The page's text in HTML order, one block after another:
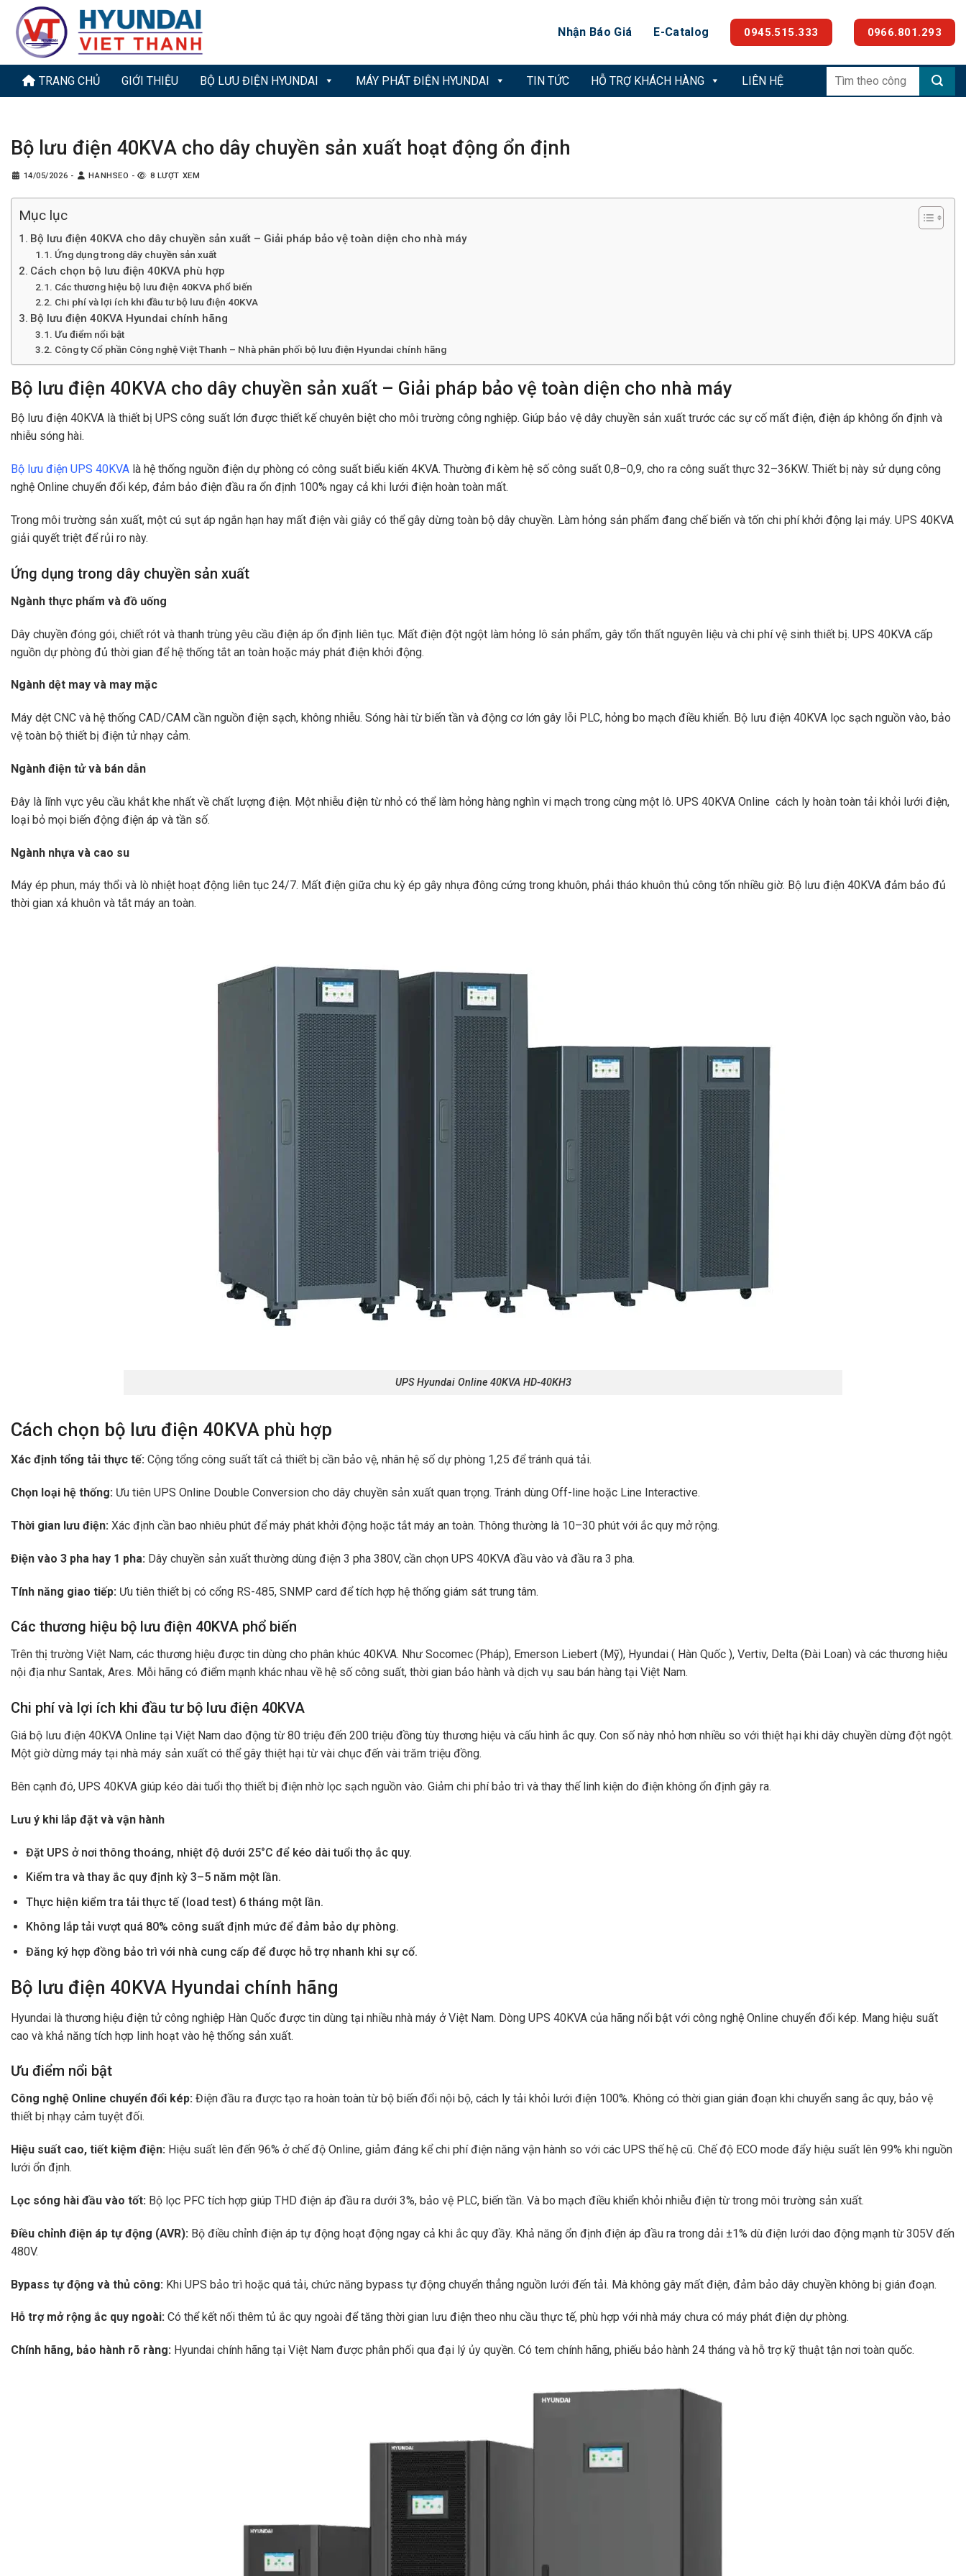
qua
dung
Nhận Báo Giá E-Catalog 0945.515.333 0966.801.293
TRANG CHỦ GIỚI THIỆU BỘ LƯU ĐIỆN HYUNDAI MÁY PHÁT ĐIỆN HYUNDAI TIN TỨC HỖ TRỢ KHÁCH HÀNG LIÊN HỆ
kiếm:
Bộ lưu điện 40KVA cho dây chuyền sản xuất hoạt động ổn định
14/05/2026 - HANHSEO - 8 LƯỢT XEM
Mục lục
Bộ lưu điện 40KVA cho dây chuyền sản xuất – Giải pháp bảo vệ toàn diện cho nhà máy
Ứng dụng trong dây chuyền sản xuất
Cách chọn bộ lưu điện 40KVA phù hợp
Các thương hiệu bộ lưu điện 40KVA phổ biến
Chi phí và lợi ích khi đầu tư bộ lưu điện 40KVA
Bộ lưu điện 40KVA Hyundai chính hãng
Ưu điểm nổi bật
Công ty Cổ phần Công nghệ Việt Thanh – Nhà phân phối bộ lưu điện Hyundai chính hãng
Bộ lưu điện 40KVA cho dây chuyền sản xuất – Giải pháp bảo vệ toàn diện cho nhà máy
Bộ lưu điện 40KVA là thiết bị UPS công suất lớn được thiết kế chuyên biệt cho môi trường công nghiệp. Giúp bảo vệ dây chuyền sản xuất trước các sự cố mất điện, điện áp không ổn định và
nhiễu sóng hài.
Bộ lưu điện UPS 40KVA là hệ thống nguồn điện dự phòng có công suất biểu kiến 4KVA. Thường đi kèm hệ số công suất 0,8–0,9, cho ra công suất thực 32–36KW. Thiết bị này sử dụng công
nghệ Online chuyển đổi kép, đảm bảo điện đầu ra ổn định 100% ngay cả khi lưới điện hoàn toàn mất.
Trong môi trường sản xuất, một cú sụt áp ngắn hạn hay mất điện vài giây có thể gây dừng toàn bộ dây chuyền. Làm hỏng sản phẩm đang chế biến và tốn chi phí khởi động lại máy. UPS 40KVA
giải quyết triệt để rủi ro này.
Ứng dụng trong dây chuyền sản xuất
Ngành thực phẩm và đồ uống
Dây chuyền đóng gói, chiết rót và thanh trùng yêu cầu điện áp ổn định liên tục. Mất điện đột ngột làm hỏng lô sản phẩm, gây tổn thất nguyên liệu và chi phí vệ sinh thiết bị. UPS 40KVA cấp
nguồn dự phòng đủ thời gian để hệ thống tắt an toàn hoặc máy phát điện khởi động.
Ngành dệt may và may mặc
Máy dệt CNC và hệ thống CAD/CAM cần nguồn điện sạch, không nhiễu. Sóng hài từ biến tần và động cơ lớn gây lỗi PLC, hỏng bo mạch điều khiển. Bộ lưu điện 40KVA lọc sạch nguồn vào, bảo
vệ toàn bộ thiết bị điện tử nhạy cảm.
Ngành điện tử và bán dẫn
Đây là lĩnh vực yêu cầu khắt khe nhất về chất lượng điện. Một nhiễu điện từ nhỏ có thể làm hỏng hàng nghìn vi mạch trong cùng một lô. UPS 40KVA Online cách ly hoàn toàn tải khỏi lưới điện,
loại bỏ mọi biến động điện áp và tần số.
Ngành nhựa và cao su
Máy ép phun, máy thổi và lò nhiệt hoạt động liên tục 24/7. Mất điện giữa chu kỳ ép gây nhựa đông cứng trong khuôn, phải tháo khuôn thủ công tốn nhiều giờ. Bộ lưu điện 40KVA đảm bảo đủ
thời gian xả khuôn và tắt máy an toàn.
UPS Hyundai Online 40KVA HD-40KH3
Cách chọn bộ lưu điện 40KVA phù hợp
Xác định tổng tải thực tế: Cộng tổng công suất tất cả thiết bị cần bảo vệ, nhân hệ số dự phòng 1,25 để tránh quá tải.
Chọn loại hệ thống: Ưu tiên UPS Online Double Conversion cho dây chuyền sản xuất quan trọng. Tránh dùng Off-line hoặc Line Interactive.
Thời gian lưu điện: Xác định cần bao nhiêu phút để máy phát khởi động hoặc tắt máy an toàn. Thông thường là 10–30 phút với ắc quy mở rộng.
Điện vào 3 pha hay 1 pha: Dây chuyền sản xuất thường dùng điện 3 pha 380V, cần chọn UPS 40KVA đầu vào và đầu ra 3 pha.
Tính năng giao tiếp: Ưu tiên thiết bị có cổng RS-485, SNMP card để tích hợp hệ thống giám sát trung tâm.
Các thương hiệu bộ lưu điện 40KVA phổ biến
Trên thị trường Việt Nam, các thương hiệu được tin dùng cho phân khúc 40KVA. Như Socomec (Pháp), Emerson Liebert (Mỹ), Hyundai ( Hàn Quốc ), Vertiv, Delta (Đài Loan) và các thương hiệu
nội địa như Santak, Ares. Mỗi hãng có điểm mạnh khác nhau về hệ số công suất, thời gian bảo hành và dịch vụ sau bán hàng tại Việt Nam.
Chi phí và lợi ích khi đầu tư bộ lưu điện 40KVA
Giá bộ lưu điện 40KVA Online tại Việt Nam dao động từ 80 triệu đến 200 triệu đồng tùy thương hiệu và cấu hình ắc quy. Con số này nhỏ hơn nhiều so với thiệt hại khi dây chuyền dừng đột ngột.
Một giờ dừng máy tại nhà máy sản xuất có thể gây thiệt hại từ vài chục đến vài trăm triệu đồng.
Bên cạnh đó, UPS 40KVA giúp kéo dài tuổi thọ thiết bị điện nhờ lọc sạch nguồn vào. Giảm chi phí bảo trì và thay thế linh kiện do điện không ổn định gây ra.
Lưu ý khi lắp đặt và vận hành
Đặt UPS ở nơi thông thoáng, nhiệt độ dưới 25°C để kéo dài tuổi thọ ắc quy.
Kiểm tra và thay ắc quy định kỳ 3–5 năm một lần.
Thực hiện kiểm tra tải thực tế (load test) 6 tháng một lần.
Không lắp tải vượt quá 80% công suất định mức để đảm bảo dự phòng.
Đăng ký hợp đồng bảo trì với nhà cung cấp để được hỗ trợ nhanh khi sự cố.
Bộ lưu điện 40KVA Hyundai chính hãng
Hyundai là thương hiệu điện tử công nghiệp Hàn Quốc được tin dùng tại nhiều nhà máy ở Việt Nam. Dòng UPS 40KVA của hãng nổi bật với công nghệ Online chuyển đổi kép. Mang hiệu suất
cao và khả năng tích hợp linh hoạt vào hệ thống sản xuất.
Ưu điểm nổi bật
Công nghệ Online chuyển đổi kép: Điện đầu ra được tạo ra hoàn toàn từ bộ biến đổi nội bộ, cách ly tải khỏi lưới điện 100%. Không có thời gian gián đoạn khi chuyển sang ắc quy, bảo vệ
thiết bị nhạy cảm tuyệt đối.
Hiệu suất cao, tiết kiệm điện: Hiệu suất lên đến 96% ở chế độ Online, giảm đáng kể chi phí điện năng vận hành so với các UPS thế hệ cũ. Chế độ ECO mode đẩy hiệu suất lên 99% khi nguồn
lưới ổn định.
Lọc sóng hài đầu vào tốt: Bộ lọc PFC tích hợp giúp THD điện áp đầu ra dưới 3%, bảo vệ PLC, biến tần. Và bo mạch điều khiển khỏi nhiễu điện từ trong môi trường sản xuất.
Điều chỉnh điện áp tự động (AVR): Bộ điều chỉnh điện áp tự động hoạt động ngay cả khi ắc quy đầy. Khả năng ổn định điện áp đầu ra trong dải ±1% dù điện lưới dao động mạnh từ 305V đến
480V.
Bypass tự động và thủ công: Khi UPS bảo trì hoặc quá tải, chức năng bypass tự động chuyển thẳng nguồn lưới đến tải. Mà không gây mất điện, đảm bảo dây chuyền không bị gián đoạn.
Hỗ trợ mở rộng ắc quy ngoài: Có thể kết nối thêm tủ ắc quy ngoài để tăng thời gian lưu điện theo nhu cầu thực tế, phù hợp với nhà máy chưa có máy phát điện dự phòng.
Chính hãng, bảo hành rõ ràng: Hyundai chính hãng tại Việt Nam được phân phối qua đại lý ủy quyền. Có tem chính hãng, phiếu bảo hành 24 tháng và hỗ trợ kỹ thuật tận nơi toàn quốc.